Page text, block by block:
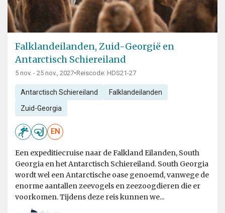
Falklandeilanden, Zuid-Georgië en
Antarctisch Schiereiland
5 nov. - 25 nov., 2027•Reiscode: HDS21-27
Antarctisch Schiereiland Falklandeilanden
Zuid-Georgia
EN
Een expeditiecruise naar de Falkland Eilanden, South
Georgia en het Antarctisch Schiereiland. South Georgia
wordt wel een Antarctische oase genoemd, vanwege de
enorme aantallen zeevogels en zeezoogdieren die er
voorkomen. Tijdens deze reis kunnen we...